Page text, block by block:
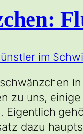
zu uns,
Eigentlich
dazu